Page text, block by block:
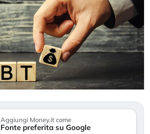
Aggiungi Money.it come
Fonte preferita su Google